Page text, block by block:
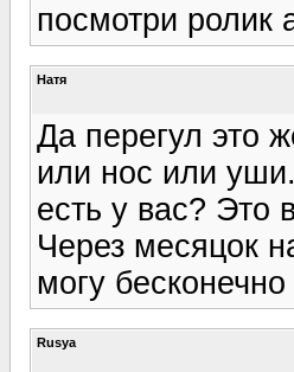
посмотри
Натя
Да перегул это
или нос или
есть у вас? Это
Через месяцок
могу
Rusya